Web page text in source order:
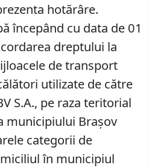
hotărâre.
începând cu data de 01
dreptului la
de transport
utilizate de către
S.A., pe raza teritorial
municipiului Braşov
categorii de
în municipiul